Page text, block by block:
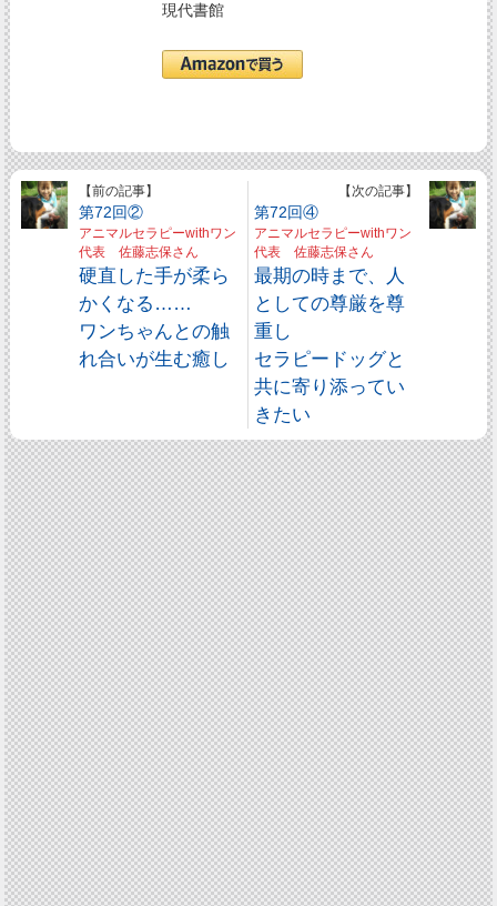
現代書館
【前の記事】
第72回②
アニマルセラピーwithワン
代表 佐藤志保さん
硬直した手が柔ら
かくなる……
ワンちゃんとの触
れ合いが生む癒し
【次の記事】
第72回④
アニマルセラピーwithワン
代表 佐藤志保さん
最期の時まで、人
としての尊厳を尊
重し
セラピードッグと
共に寄り添ってい
きたい